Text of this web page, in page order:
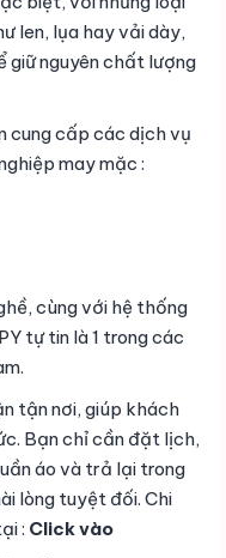
len, lụa hay vải dày,
giữ nguyên chất lượng
cung cấp các dịch vụ
may mặc :
cùng với hệ thống
tự tin là 1 trong các
tận nơi, giúp khách
Bạn chỉ cần đặt lịch,
áo và trả lại trong
lòng tuyệt đối. Chi
: Click vào